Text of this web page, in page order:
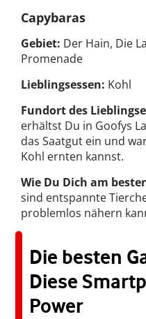
Capybaras
Gebiet: Der Hain, Die
Promenade
Lieblingsessen: Kohl
Fundort des
erhältst Du in Goofys
das Saatgut ein und
Kohl ernten kannst.
Wie Du Dich am
sind entspannte
problemlos nähern
Die besten
Diese
Power